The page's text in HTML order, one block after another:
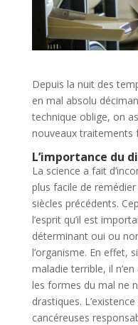
Depuis la nuit des
en mal absolu
technique oblige, on
nouveaux traitements
L’importance du
La science a fait
plus facile de
siècles précédents.
l’esprit qu’il est
déterminant oui ou
l’organisme. En effet,
maladie terrible, il
les formes du mal ne
drastiques.
cancéreuses